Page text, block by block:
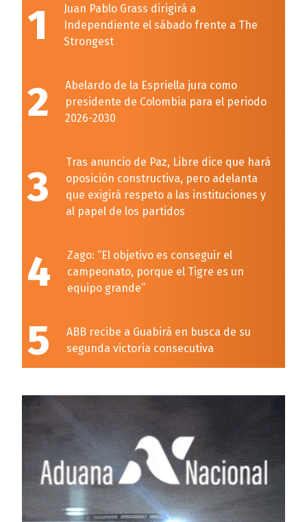
1
Juan Pablo Grass dirigirá a
Independiente el sábado frente a The
Strongest
2
Abelardo de la Espriella jura como
presidente de Colombia para el periodo
2026-2030
3
Tras anuncio de Paz, Libre dice que hará
oposición constructiva, pero adelanta
que exigirá respeto a las instituciones y
al papel de los partidos
4
Zago: “El objetivo es conseguir el
campeonato, porque el Tigre es un
equipo grande”
5
ABB recibe a Guabirá en busca de su
segunda victoria consecutiva